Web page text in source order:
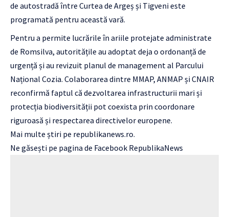
de autostradă între Curtea de Argeș și Tigveni este
programată pentru această vară.
Pentru a permite lucrările în ariile protejate administrate
de Romsilva, autoritățile au adoptat deja o ordonanță de
urgență și au revizuit planul de management al Parcului
Național Cozia. Colaborarea dintre MMAP, ANMAP și CNAIR
reconfirmă faptul că dezvoltarea infrastructurii mari și
protecția biodiversității pot coexista prin coordonare
riguroasă și respectarea directivelor europene.
Mai multe știri pe republikanews.ro.
Ne găsești pe pagina de Facebook RepublikaNews